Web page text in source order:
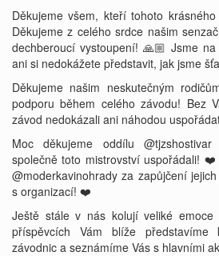
Děkujeme všem, kteří tohoto
Děkujeme z celého srdce našim
dechberoucí vystoupení! 🙏🏼 Jsme
ani si nedokážete představit, jak jsme
Děkujeme našim neskutečným
podporu během celého závodu! Bez
závod nedokázali ani náhodou
Moc děkujeme oddílu
společně toto mistrovství uspořádali!
@moderkavinohrady za zapůjčení
s organizací! ❤️
Ještě stále v nás kolují veliké
příspěvcích Vám blíže představíme
závodnic a seznámíme Vás s hlavními